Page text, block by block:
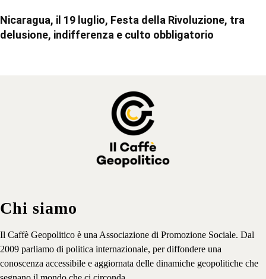
Nicaragua, il 19 luglio, Festa della Rivoluzione, tra
delusione, indifferenza e culto obbligatorio
Chi siamo
Il Caffè Geopolitico è una Associazione di Promozione Sociale. Dal
2009 parliamo di politica internazionale, per diffondere una
conoscenza accessibile e aggiornata delle dinamiche geopolitiche che